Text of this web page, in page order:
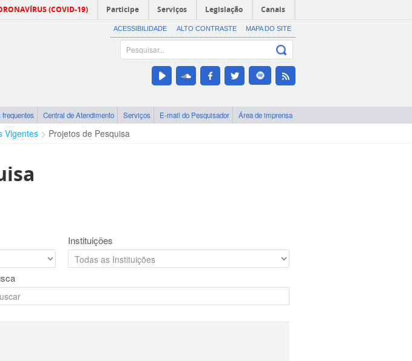
(COVID-19) Participe Serviços Legislação Canais
ACESSIBILIDADE ALTO CONTRASTE MAPA DO SITE
frequentes Central de Atendimento Serviços E-mail do Pesquisador Área de imprensa
Vigentes Projetos de Pesquisa
Instituições